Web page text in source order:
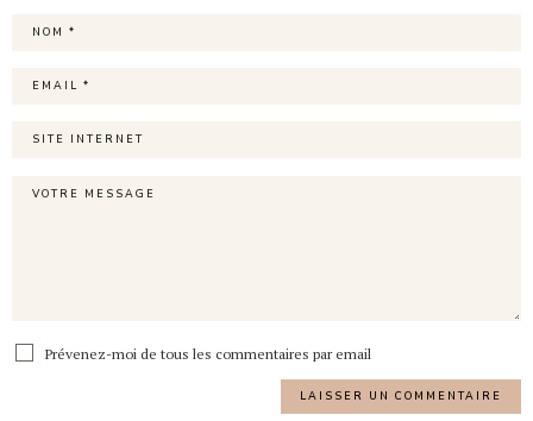
Prévenez-moi de tous les commentaires par email